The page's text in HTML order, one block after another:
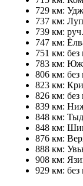
729 км:
737 км:
739 км:
747 км:
751 км: без
783 км:
806 км: без
823 км:
826 км: без
839 км:
848 км: Тыд
848 км:
876 км:
888 км:
908 км:
929 км: без